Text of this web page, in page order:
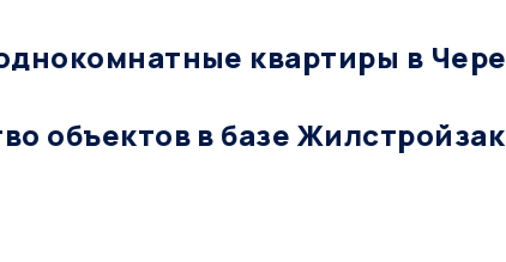
квартиры в
объектов в базе